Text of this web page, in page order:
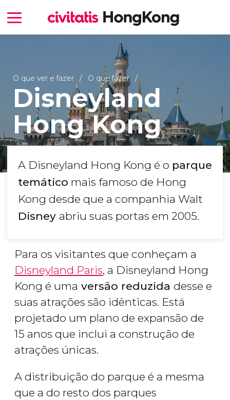
O que ver e fazer O que fazer
Disneyland
Hong Kong
A Disneyland Hong Kong é o parque
temático mais famoso de Hong
Kong desde que a companhia Walt
Disney abriu suas portas em 2005.
Para os visitantes que conheçam a
Disneyland Paris, a Disneyland Hong
Kong é uma versão reduzida desse e
suas atrações são idênticas. Está
projetado um plano de expansão de
15 anos que inclui a construção de
atrações únicas.
A distribuição do parque é a mesma
que a do resto dos parques